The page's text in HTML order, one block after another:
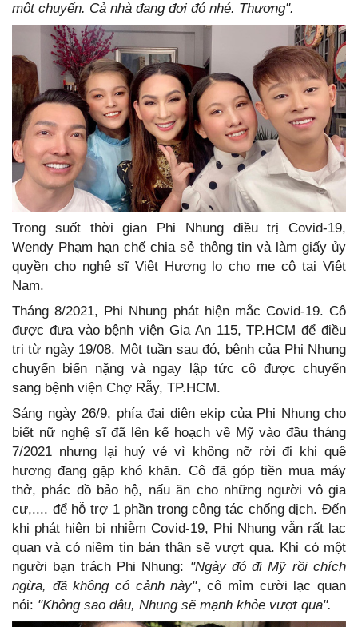
một chuyến. Cả nhà đang đợi đó nhé. Thương".
Trong suốt thời gian Phi Nhung điều trị Covid-19,
Wendy Phạm hạn chế chia sẻ thông tin và làm giấy ủy
quyền cho nghệ sĩ Việt Hương lo cho mẹ cô tại Việt
Nam.
Tháng 8/2021, Phi Nhung phát hiện mắc Covid-19. Cô
được đưa vào bệnh viện Gia An 115, TP.HCM để điều
trị từ ngày 19/08. Một tuần sau đó, bệnh của Phi Nhung
chuyển biến nặng và ngay lập tức cô được chuyển
sang bệnh viện Chợ Rẫy, TP.HCM.
Sáng ngày 26/9, phía đại diện ekip của Phi Nhung cho
biết nữ nghệ sĩ đã lên kế hoạch về Mỹ vào đầu tháng
7/2021 nhưng lại huỷ vé vì không nỡ rời đi khi quê
hương đang gặp khó khăn. Cô đã góp tiền mua máy
thở, phác đồ bảo hộ, nấu ăn cho những người vô gia
cư,.... để hỗ trợ 1 phần trong công tác chống dịch. Đến
khi phát hiện bị nhiễm Covid-19, Phi Nhung vẫn rất lạc
quan và có niềm tin bản thân sẽ vượt qua. Khi có một
người bạn trách Phi Nhung: "Ngày đó đi Mỹ rồi chích
ngừa, đã không có cảnh này", cô mỉm cười lạc quan
nói: "Không sao đâu, Nhung sẽ mạnh khỏe vượt qua".